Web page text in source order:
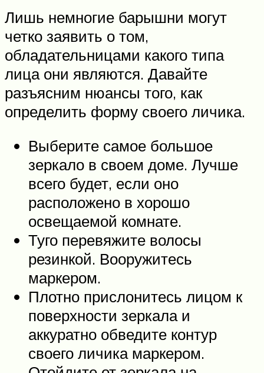
Лишь немногие барышни могут
четко заявить о том,
обладательницами какого типа
лица они являются. Давайте
разъясним нюансы того, как
определить форму своего личика.
Выберите самое большое
зеркало в своем доме. Лучше
всего будет, если оно
расположено в хорошо
освещаемой комнате.
Туго перевяжите волосы
резинкой. Вооружитесь
маркером.
Плотно прислонитесь лицом к
поверхности зеркала и
аккуратно обведите контур
своего личика маркером.